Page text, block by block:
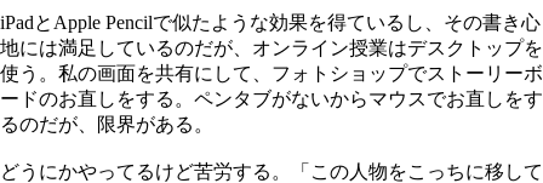
iPadとApple Pencilで似たような効果を得ているし、その書き心
地には満足しているのだが、オンライン授業はデスクトップを
使う。私の画面を共有にして、フォトショップでストーリーボ
ードのお直しをする。ペンタブがないからマウスでお直しをす
るのだが、限界がある。
どうにかやってるけど苦労する。「この人物をこっちに移して